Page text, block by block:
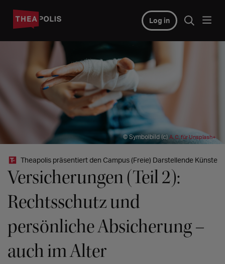
Log in
© Symbolbild (c) A. C. für Unsplash+
Theapolis präsentiert den Campus (Freie) Darstellende Künste
Versicherungen (Teil 2):
Rechtsschutz und
persönliche Absicherung –
auch im Alter